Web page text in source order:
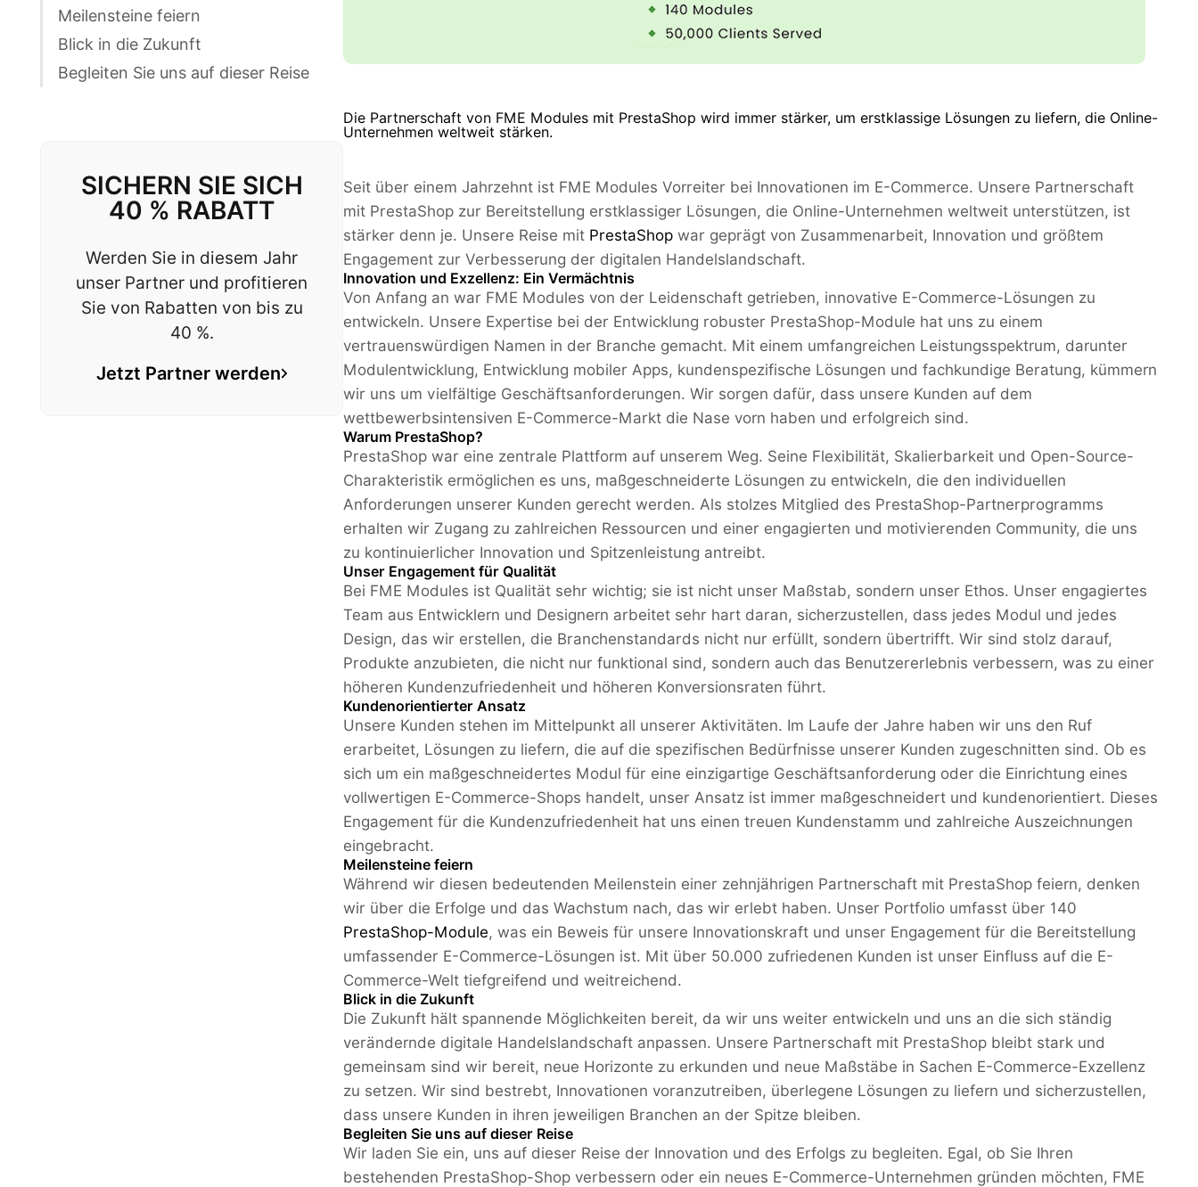
Meilensteine ​​feiern
Blick in die Zukunft
Begleiten Sie uns auf dieser Reise
SICHERN SIE SICH
40 % RABATT
Werden Sie in diesem Jahr
unser Partner und profitieren
Sie von Rabatten von bis zu
40 %.
Jetzt Partner werden
Die Partnerschaft von FME Modules mit PrestaShop wird immer stärker, um erstklassige Lösungen zu liefern, die Online-
Unternehmen weltweit stärken.
Seit über einem Jahrzehnt ist FME Modules Vorreiter bei Innovationen im E-Commerce. Unsere Partnerschaft
mit PrestaShop zur Bereitstellung erstklassiger Lösungen, die Online-Unternehmen weltweit unterstützen, ist
stärker denn je. Unsere Reise mit PrestaShop war geprägt von Zusammenarbeit, Innovation und größtem
Engagement zur Verbesserung der digitalen Handelslandschaft.
Innovation und Exzellenz: Ein Vermächtnis
Von Anfang an war FME Modules von der Leidenschaft getrieben, innovative E-Commerce-Lösungen zu
entwickeln. Unsere Expertise bei der Entwicklung robuster PrestaShop-Module hat uns zu einem
vertrauenswürdigen Namen in der Branche gemacht. Mit einem umfangreichen Leistungsspektrum, darunter
Modulentwicklung, Entwicklung mobiler Apps, kundenspezifische Lösungen und fachkundige Beratung, kümmern
wir uns um vielfältige Geschäftsanforderungen. Wir sorgen dafür, dass unsere Kunden auf dem
wettbewerbsintensiven E-Commerce-Markt die Nase vorn haben und erfolgreich sind.
Warum PrestaShop?
PrestaShop war eine zentrale Plattform auf unserem Weg. Seine Flexibilität, Skalierbarkeit und Open-Source-
Charakteristik ermöglichen es uns, maßgeschneiderte Lösungen zu entwickeln, die den individuellen
Anforderungen unserer Kunden gerecht werden. Als stolzes Mitglied des PrestaShop-Partnerprogramms
erhalten wir Zugang zu zahlreichen Ressourcen und einer engagierten und motivierenden Community, die uns
zu kontinuierlicher Innovation und Spitzenleistung antreibt.
Unser Engagement für Qualität
Bei FME Modules ist Qualität sehr wichtig; sie ist nicht unser Maßstab, sondern unser Ethos. Unser engagiertes
Team aus Entwicklern und Designern arbeitet sehr hart daran, sicherzustellen, dass jedes Modul und jedes
Design, das wir erstellen, die Branchenstandards nicht nur erfüllt, sondern übertrifft. Wir sind stolz darauf,
Produkte anzubieten, die nicht nur funktional sind, sondern auch das Benutzererlebnis verbessern, was zu einer
höheren Kundenzufriedenheit und höheren Konversionsraten führt.
Kundenorientierter Ansatz
Unsere Kunden stehen im Mittelpunkt all unserer Aktivitäten. Im Laufe der Jahre haben wir uns den Ruf
erarbeitet, Lösungen zu liefern, die auf die spezifischen Bedürfnisse unserer Kunden zugeschnitten sind. Ob es
sich um ein maßgeschneidertes Modul für eine einzigartige Geschäftsanforderung oder die Einrichtung eines
vollwertigen E-Commerce-Shops handelt, unser Ansatz ist immer maßgeschneidert und kundenorientiert. Dieses
Engagement für die Kundenzufriedenheit hat uns einen treuen Kundenstamm und zahlreiche Auszeichnungen
eingebracht.
Meilensteine ​​feiern
Während wir diesen bedeutenden Meilenstein einer zehnjährigen Partnerschaft mit PrestaShop feiern, denken
wir über die Erfolge und das Wachstum nach, das wir erlebt haben. Unser Portfolio umfasst über 140
PrestaShop-Module, was ein Beweis für unsere Innovationskraft und unser Engagement für die Bereitstellung
umfassender E-Commerce-Lösungen ist. Mit über 50.000 zufriedenen Kunden ist unser Einfluss auf die E-
Commerce-Welt tiefgreifend und weitreichend.
Blick in die Zukunft
Die Zukunft hält spannende Möglichkeiten bereit, da wir uns weiter entwickeln und uns an die sich ständig
verändernde digitale Handelslandschaft anpassen. Unsere Partnerschaft mit PrestaShop bleibt stark und
gemeinsam sind wir bereit, neue Horizonte zu erkunden und neue Maßstäbe in Sachen E-Commerce-Exzellenz
zu setzen. Wir sind bestrebt, Innovationen voranzutreiben, überlegene Lösungen zu liefern und sicherzustellen,
dass unsere Kunden in ihren jeweiligen Branchen an der Spitze bleiben.
Begleiten Sie uns auf dieser Reise
Wir laden Sie ein, uns auf dieser Reise der Innovation und des Erfolgs zu begleiten. Egal, ob Sie Ihren
bestehenden PrestaShop-Shop verbessern oder ein neues E-Commerce-Unternehmen gründen möchten, FME